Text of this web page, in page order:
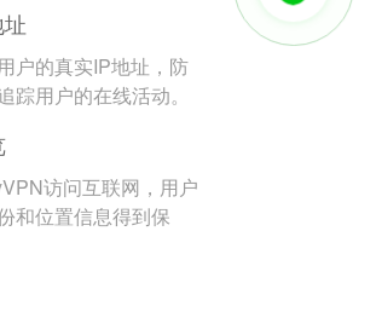
户的真实IP地址，防
踪用户的在线活动。
访问互联网，用户
和位置信息得到保